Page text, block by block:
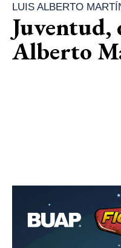
LUIS ALBERTO
Alberto